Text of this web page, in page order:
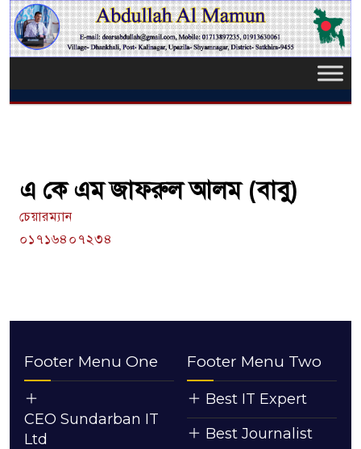
এ কে এম জাফরুল আলম (বাবু)
চেয়ারম্যান
০১৭১৬৪০৭২৩৪
Footer Menu One
CEO Sundarban IT
Ltd
Footer Menu Two
Best IT Expert
Best Journalist